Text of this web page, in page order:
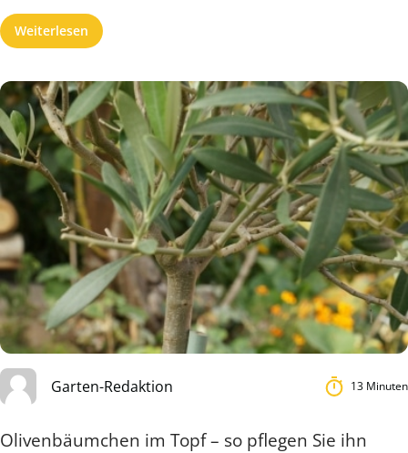
Weiterlesen
Garten-Redaktion 13 Minuten
Olivenbäumchen im Topf – so pflegen Sie ihn